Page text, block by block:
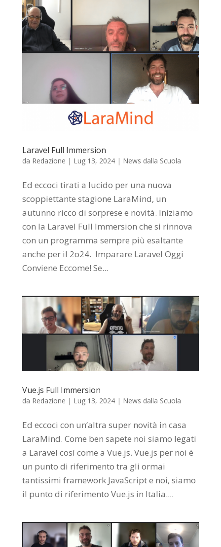
Laravel Full Immersion
da Redazione | Lug 13, 2024| News dalla Scuola
Ed eccoci tirati a lucido per una nuova
scoppiettante stagione LaraMind, un
autunno ricco di sorprese e novità. Iniziamo
con la Laravel Full Immersion che si rinnova
con un programma sempre più esaltante
anche per il 2o24. Imparare Laravel Oggi
Conviene Eccome! Se...
Vue.js Full Immersion
da Redazione | Lug 13, 2024| News dalla Scuola
Ed eccoci con un’altra super novità in casa
LaraMind. Come ben sapete noi siamo legati
a Laravel così come a Vue.js. Vue.js per noi è
un punto di riferimento tra gli ormai
tantissimi framework JavaScript e noi, siamo
il punto di riferimento Vue.js in Italia....